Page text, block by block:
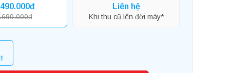
Liên hệ
Khi thu cũ lên đời máy*